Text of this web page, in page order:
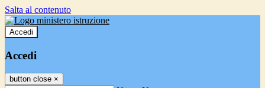
Salta al contenuto
Accedi
Accedi
button close ×